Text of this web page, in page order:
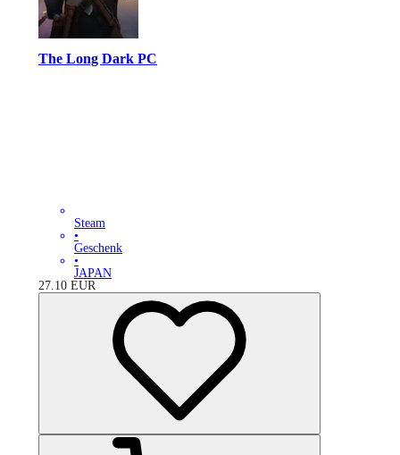
The Long Dark PC
Steam
•
Geschenk
•
JAPAN
27.10 EUR